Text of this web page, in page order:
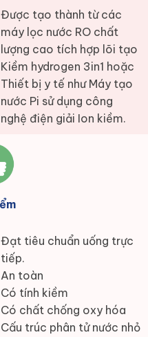
Được tạo thành từ các
máy lọc nước RO chất
lượng cao tích hợp lõi tạo
Kiềm hydrogen 3in1 hoặc
Thiết bị y tế như Máy tạo
nước Pi sử dụng công
nghệ điện giải Ion kiềm.
Đạt tiêu chuẩn uống trực
tiếp.
An toàn
Có tính kiềm
Có chất chống oxy hóa
Cấu trúc phân tử nước nhỏ